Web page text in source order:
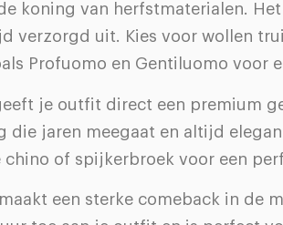
koning van herfstmaterialen.
verzorgd uit. Kies voor wollen
Profuomo en Gentiluomo voor
je outfit direct een premium
die jaren meegaat en altijd
chino of spijkerbroek voor een
een sterke comeback in de